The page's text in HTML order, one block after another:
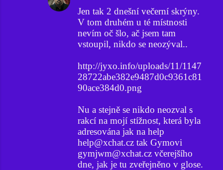
Jen tak 2 dnešní večerní skrýny.
V tom druhém u té místnosti
nevím oč šlo, ač jsem tam
vstoupil, nikdo se neozýval..
http://jyxo.info/uploads/11/1147
28722abe382e9487d0c9361c81
90ace384d0.png
Nu a stejně se nikdo neozval s
rakcí na mojí stížnost, která byla
adresována jak na help
help@xchat.cz tak Gymovi
gymjwm@xchat.cz včerejšího
dne, jak je tu zveřejněno v glose.